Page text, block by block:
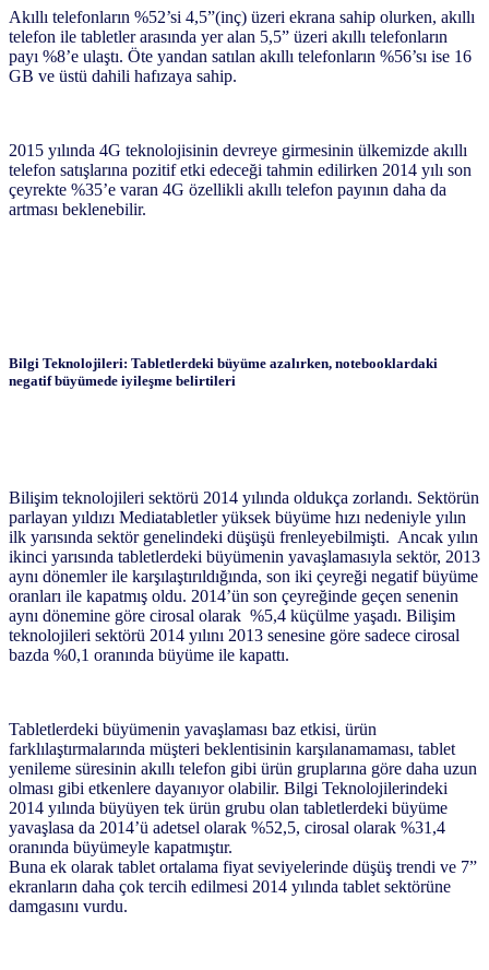
Akıllı telefonların %52’si 4,5”(inç) üzeri ekrana sahip olurken, akıllı
telefon ile tabletler arasında yer alan 5,5” üzeri akıllı telefonların
payı %8’e ulaştı. Öte yandan satılan akıllı telefonların %56’sı ise 16
GB ve üstü dahili hafızaya sahip.
2015 yılında 4G teknolojisinin devreye girmesinin ülkemizde akıllı
telefon satışlarına pozitif etki edeceği tahmin edilirken 2014 yılı son
çeyrekte %35’e varan 4G özellikli akıllı telefon payının daha da
artması beklenebilir.
Bilgi Teknolojileri: Tabletlerdeki büyüme azalırken, notebooklardaki
negatif büyümede iyileşme belirtileri
Bilişim teknolojileri sektörü 2014 yılında oldukça zorlandı. Sektörün
parlayan yıldızı Mediatabletler yüksek büyüme hızı nedeniyle yılın
ilk yarısında sektör genelindeki düşüşü frenleyebilmişti. Ancak yılın
ikinci yarısında tabletlerdeki büyümenin yavaşlamasıyla sektör, 2013
aynı dönemler ile karşılaştırıldığında, son iki çeyreği negatif büyüme
oranları ile kapatmış oldu. 2014’ün son çeyreğinde geçen senenin
aynı dönemine göre cirosal olarak %5,4 küçülme yaşadı. Bilişim
teknolojileri sektörü 2014 yılını 2013 senesine göre sadece cirosal
bazda %0,1 oranında büyüme ile kapattı.
Tabletlerdeki büyümenin yavaşlaması baz etkisi, ürün
farklılaştırmalarında müşteri beklentisinin karşılanamaması, tablet
yenileme süresinin akıllı telefon gibi ürün gruplarına göre daha uzun
olması gibi etkenlere dayanıyor olabilir. Bilgi Teknolojilerindeki
2014 yılında büyüyen tek ürün grubu olan tabletlerdeki büyüme
yavaşlasa da 2014’ü adetsel olarak %52,5, cirosal olarak %31,4
oranında büyümeyle kapatmıştır.
Buna ek olarak tablet ortalama fiyat seviyelerinde düşüş trendi ve 7”
ekranların daha çok tercih edilmesi 2014 yılında tablet sektörüne
damgasını vurdu.